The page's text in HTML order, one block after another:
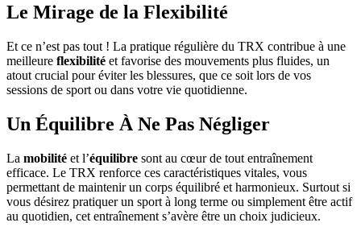
Le Mirage de la Flexibilité
Et ce n’est pas tout ! La pratique régulière du TRX contribue à une
meilleure flexibilité et favorise des mouvements plus fluides, un
atout crucial pour éviter les blessures, que ce soit lors de vos
sessions de sport ou dans votre vie quotidienne.
Un Équilibre À Ne Pas Négliger
La mobilité et l’équilibre sont au cœur de tout entraînement
efficace. Le TRX renforce ces caractéristiques vitales, vous
permettant de maintenir un corps équilibré et harmonieux. Surtout si
vous désirez pratiquer un sport à long terme ou simplement être actif
au quotidien, cet entraînement s’avère être un choix judicieux.